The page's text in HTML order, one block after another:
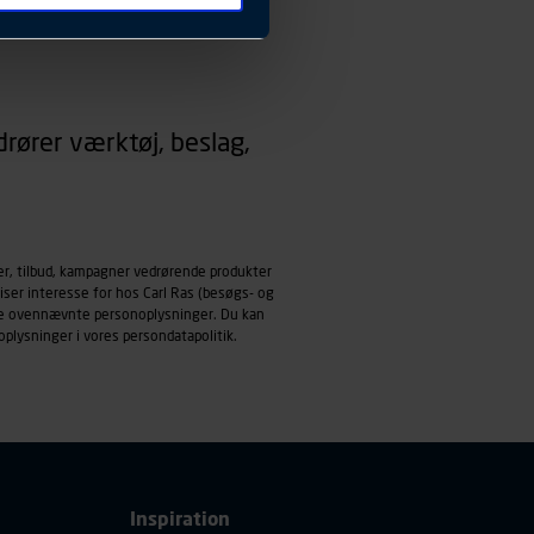
foretrukne sprog, og den
og apps med
behandles der
tidspunkt, hvad der
af
værktøj, beslag,
tilbud, kampagner vedrørende produkter
interesse for hos Carl Ras (besøgs- og
ovennævnte personoplysninger. Du kan
i vores persondatapolitik.
Inspiration